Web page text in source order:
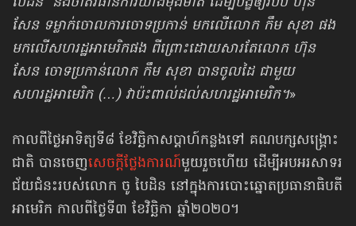
សែន ទម្លាក់ចោលការចោទប្រកាន់ មកលើ​លោក កឹម សុខា ផង
មកលើសហរដ្ឋអាមេរិកផង ពីព្រោះដោយសារតែលោក ហ៊ុន
សែន ចោទប្រកាន់លោក កឹម សុខា បានចូលដៃ ជាមួយ
សហរដ្ឋអាមេរិក (…) វាប៉ះពាល់​ដល់សហរដ្ឋអាមេរិក។»
កាលពីថ្ងៃអាទិត្យទី៨ ខែវិច្ឆិកាសប្ដាហ៍កន្លងទៅ គណបក្សសង្គ្រោះ
ជាតិ បានចេញ​សេចក្ដីថ្លែងការណ៍មួយរួចហើយ ដើម្បី​អបអរសាទរ​
ជ័យជំនះរបស់លោក ចូ បៃដិន នៅក្នុង​ការបោះឆ្នោត​ប្រធានាធិបតី
អាមេរិក កាលពីថ្ងៃទី៣ ខែវិច្ឆិកា ឆ្នាំ២០២០។